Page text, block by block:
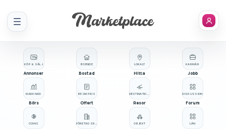
Meny
KÖP & SÄLJ
Annonser
BOENDE
Bostad
OBJEKT
BE OM PRIS
Offert
LÅN
MARKNAD
Börs
LOKALT
Hitta
KARRIÄR
Jobb
Resor
COINS
DISKUSSION
Forum